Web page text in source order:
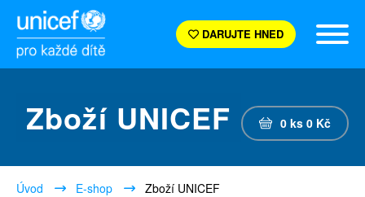
DARUJTE HNED
Zboží UNICEF 0 ks 0 Kč
Úvod E-shop Zboží UNICEF